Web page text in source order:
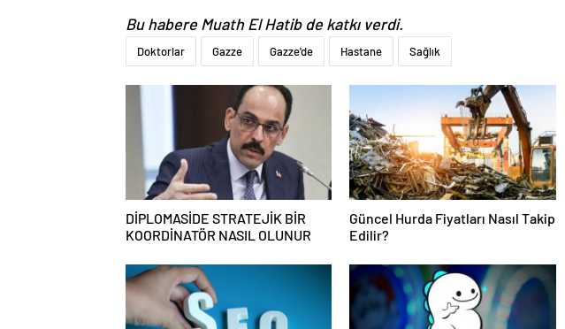
Bu habere Muath El Hatib de katkı verdi.
Doktorlar Gazze Gazze'de Hastane Sağlık
DİPLOMASİDE STRATEJİK BİR
KOORDİNATÖR NASIL OLUNUR
Güncel Hurda Fiyatları Nasıl Takip
Edilir?